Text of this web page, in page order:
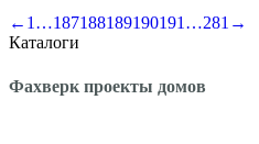
← 1 …187188189190191 …281 →
Каталоги
Фахверк проекты домов